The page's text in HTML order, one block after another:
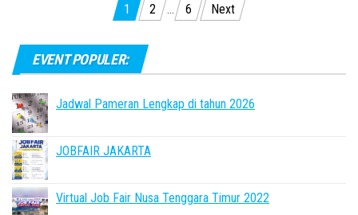
1 2 … 6 Next
EVENT POPULER:
Jadwal Pameran Lengkap di tahun 2026
JOBFAIR JAKARTA
Virtual Job Fair Nusa Tenggara Timur 2022